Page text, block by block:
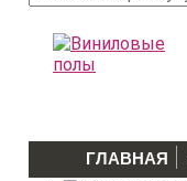
ГЛАВНАЯ